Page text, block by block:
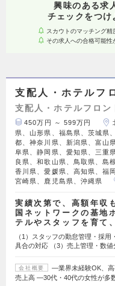
興味のある求
チェックをつけ
スカウトのマッチング精
その求人への合格可能性
支配人・ホテルフ
支配人・ホテルフロン
450万円 ～ 599万円
県、山形県、福島県、茨城県
都、神奈川県、新潟県、富山
阜県、静岡県、愛知県、三重
良県、和歌山県、鳥取県、島
香川県、愛媛県、高知県、福
宮崎県、鹿児島県、沖縄県
実績次第で、高額年収
国ネットワークの基地
テルやスタッフを育て
（1）スタッフの勤怠管理・採
具合の対応 （3）売上管理・数
会社概要
―業界未経験OK、
売上高 ―30代・40代の女性が多